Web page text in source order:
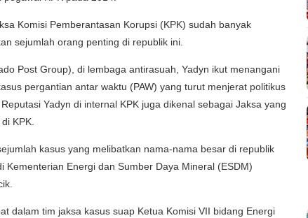
Komisi Pemberantasan Korupsi (KPK) sudah banyak
sejumlah orang penting di republik ini.
Post Group), di lembaga antirasuah, Yadyn ikut menangani
pergantian antar waktu (PAW) yang turut menjerat politikus
Yadyn di internal KPK juga dikenal sebagai Jaksa yang
KPK.
kasus yang melibatkan nama-nama besar di republik
Kementerian Energi dan Sumber Daya Mineral (ESDM)
dalam tim jaksa kasus suap Ketua Komisi VII bidang Energi